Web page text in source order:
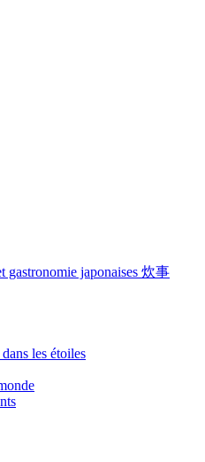
gastronomie japonaises 炊事
les étoiles